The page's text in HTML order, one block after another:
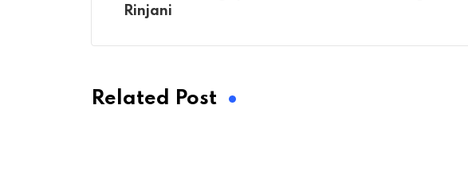
Rinjani
Related Post